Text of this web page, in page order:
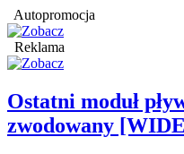
Autopromocja
Reklama
Ostatni moduł
zwodowany